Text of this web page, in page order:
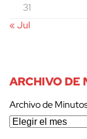
31
« Jul
ARCHIVO DE
Archivo de